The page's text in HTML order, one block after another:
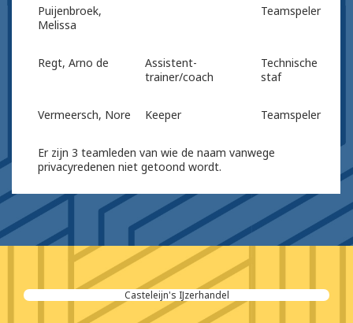
Puijenbroek,
Melissa
Teamspeler
Regt, Arno de
Assistent-
trainer/coach
Technische
staf
Vermeersch, Nore Keeper Teamspeler
Er zijn 3 teamleden van wie de naam vanwege
privacyredenen niet getoond wordt.
Casteleijn's IJzerhandel